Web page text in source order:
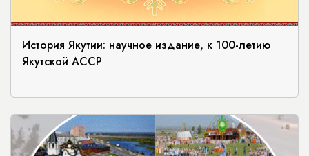
История Якутии: научное издание, к 100-летию
Якутской АССР